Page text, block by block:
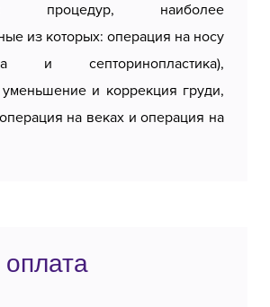
процедур, наиболее
из которых: операция на носу
и септоринопластика),
и коррекция груди,
на веках и операция на